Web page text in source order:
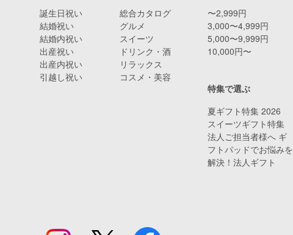
誕生日祝い
結婚祝い
結婚内祝い
出産祝い
出産内祝い
引越し祝い
〜2,999円
3,000〜4,999円
5,000〜9,999円
10,000円〜
総合カタログ
グルメ
スイーツ
ドリンク・酒
リラックス
コスメ・美容
特集で選ぶ
夏ギフト特集 2026
スイーツギフト特集
法人ご担当者様へ ギ
フトパッドでお悩みを
解決！法人ギフト